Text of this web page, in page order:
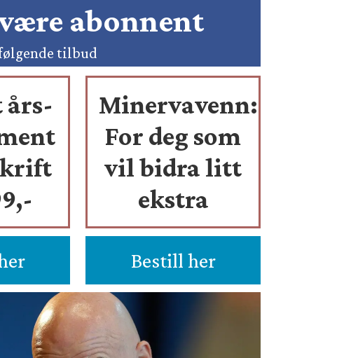
abonnent
tilbud
Minervavenn:
For deg som
vil bidra litt
ekstra
Bestill her